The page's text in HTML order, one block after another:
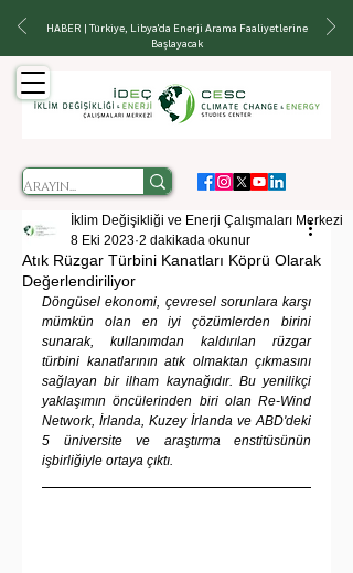
HABER | Türkiye, Libya'da Enerji Arama Faaliyetlerine
Başlayacak
Atık Rüzgar Türbini Kanatları Köprü Olarak
Değerlendiriliyor
İklim Değişikliği ve Enerji Çalışmaları Merkezi
8 Eki 2023 2 dakikada okunur
Döngüsel ekonomi, çevresel sorunlara karşı
mümkün olan en iyi çözümlerden birini
sunarak, kullanımdan kaldırılan rüzgar
türbini kanatlarının atık olmaktan çıkmasını
sağlayan bir ilham kaynağıdır. Bu yenilikçi
yaklaşımın öncülerinden biri olan Re-Wind
Network, İrlanda, Kuzey İrlanda ve ABD'deki
5 üniversite ve araştırma enstitüsünün
işbirliğiyle ortaya çıktı.